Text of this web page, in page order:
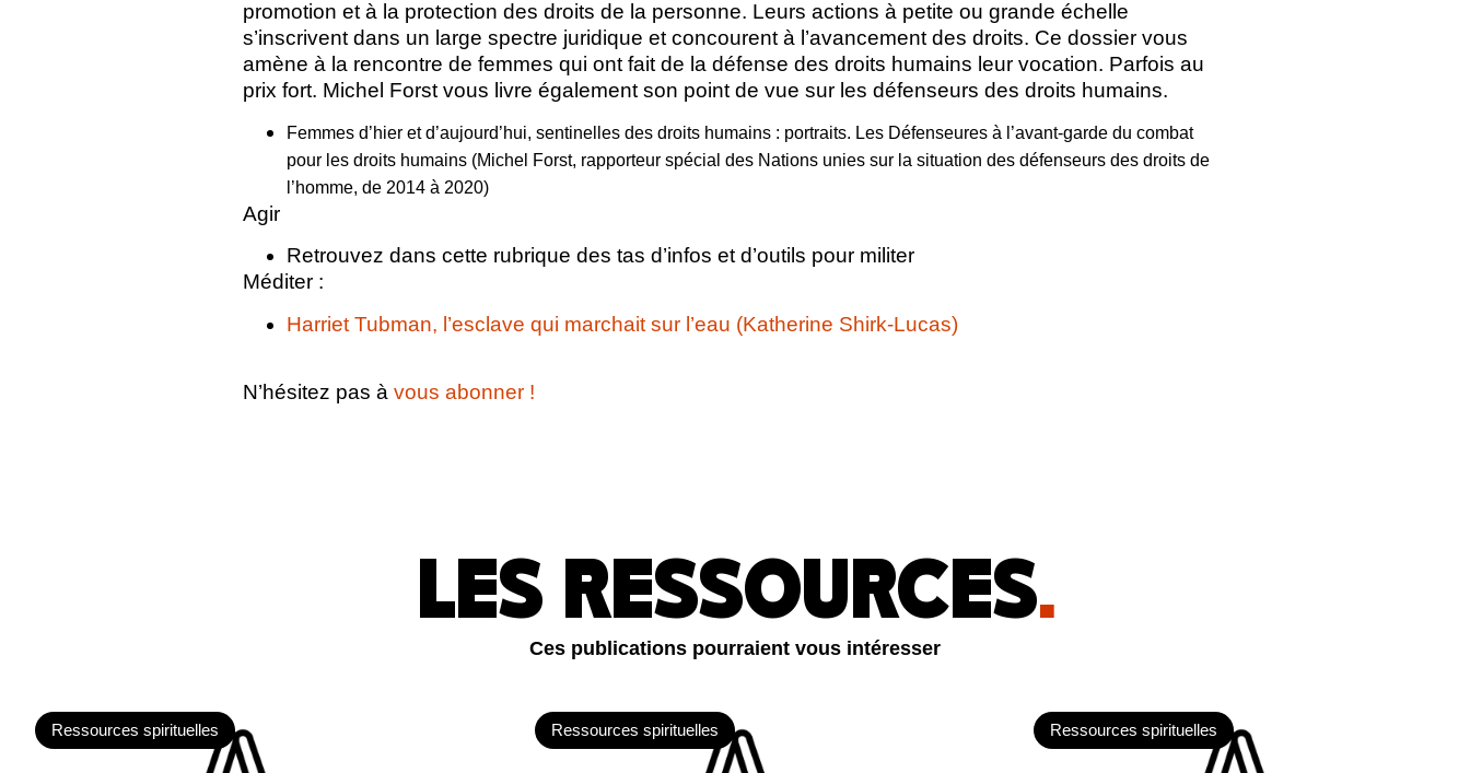
promotion et à la protection des droits de la personne. Leurs actions à petite ou grande échelle
s’inscrivent dans un large spectre juridique et concourent à l’avancement des droits. Ce dossier vous
amène à la rencontre de femmes qui ont fait de la défense des droits humains leur vocation. Parfois au
prix fort. Michel Forst vous livre également son point de vue sur les défenseurs des droits humains.
Femmes d’hier et d’aujourd’hui, sentinelles des droits humains : portraits. Les Défenseures à l’avant-garde du combat
pour les droits humains (Michel Forst, rapporteur spécial des Nations unies sur la situation des défenseurs des droits de
l’homme, de 2014 à 2020)
Agir
Retrouvez dans cette rubrique des tas d’infos et d’outils pour militer
Méditer :
Harriet Tubman, l’esclave qui marchait sur l’eau (Katherine Shirk-Lucas)
N’hésitez pas à vous abonner !
LES RESSOURCES.
Ces publications pourraient vous intéresser
Ressources spirituelles Ressources spirituelles Ressources spirituelles